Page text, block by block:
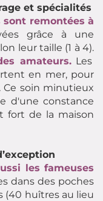
et spécialités
remontées à
grâce à une
leur taille (1 à 4).
amateurs.Les
en mer, pour
Ce soin minutieux
d'une constance
fort de la maison
les fameuses
dans des poches
(40 huîtres au lieu